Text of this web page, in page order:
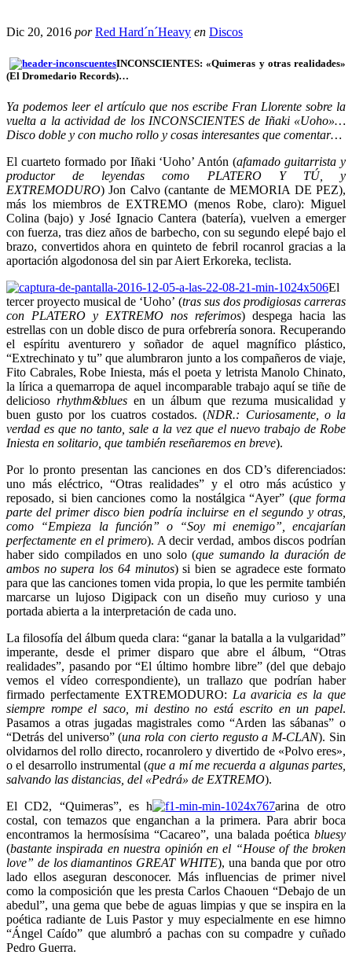
Dic 20, 2016 por Red Hard´n´Heavy en Discos
INCONSCIENTES: «Quimeras y otras realidades»
(El Dromedario Records)…
Ya podemos leer el artículo que nos escribe Fran Llorente sobre la
vuelta a la actividad de los INCONSCIENTES de Iñaki «Uoho»…
Disco doble y con mucho rollo y cosas interesantes que comentar…
El cuarteto formado por Iñaki ‘Uoho’ Antón (afamado guitarrista y
productor de leyendas como PLATERO Y TÚ, y
EXTREMODURO) Jon Calvo (cantante de MEMORIA DE PEZ),
más los miembros de EXTREMO (menos Robe, claro): Miguel
Colina (bajo) y José Ignacio Cantera (batería), vuelven a emerger
con fuerza, tras diez años de barbecho, con su segundo elepé bajo el
brazo, convertidos ahora en quinteto de febril rocanrol gracias a la
aportación algodonosa del sin par Aiert Erkoreka, teclista.
El
tercer proyecto musical de ‘Uoho’ (tras sus dos prodigiosas carreras
con PLATERO y EXTREMO nos referimos) despega hacia las
estrellas con un doble disco de pura orfebrería sonora. Recuperando
el espíritu aventurero y soñador de aquel magnífico plástico,
“Extrechinato y tu” que alumbraron junto a los compañeros de viaje,
Fito Cabrales, Robe Iniesta, más el poeta y letrista Manolo Chinato,
la lírica a quemarropa de aquel incomparable trabajo aquí se tiñe de
delicioso rhythm&blues en un álbum que rezuma musicalidad y
buen gusto por los cuatros costados. (NDR.: Curiosamente, o la
verdad es que no tanto, sale a la vez que el nuevo trabajo de Robe
Iniesta en solitario, que también reseñaremos en breve).
Por lo pronto presentan las canciones en dos CD’s diferenciados:
uno más eléctrico, “Otras realidades” y el otro más acústico y
reposado, si bien canciones como la nostálgica “Ayer” (que forma
parte del primer disco bien podría incluirse en el segundo y otras,
como “Empieza la función” o “Soy mi enemigo”, encajarían
perfectamente en el primero). A decir verdad, ambos discos podrían
haber sido compilados en uno solo (que sumando la duración de
ambos no supera los 64 minutos) si bien se agradece este formato
para que las canciones tomen vida propia, lo que les permite también
marcarse un lujoso Digipack con un diseño muy curioso y una
portada abierta a la interpretación de cada uno.
La filosofía del álbum queda clara: “ganar la batalla a la vulgaridad”
imperante, desde el primer disparo que abre el álbum, “Otras
realidades”, pasando por “El último hombre libre” (del que debajo
vemos el vídeo correspondiente), un trallazo que podrían haber
firmado perfectamente EXTREMODURO: La avaricia es la que
siempre rompe el saco, mi destino no está escrito en un papel.
Pasamos a otras jugadas magistrales como “Arden las sábanas” o
“Detrás del universo” (una rola con cierto regusto a M-CLAN). Sin
olvidarnos del rollo directo, rocanrolero y divertido de «Polvo eres»,
o el desarrollo instrumental (que a mí me recuerda a algunas partes,
salvando las distancias, del «Pedrá» de EXTREMO).
El CD2, “Quimeras”, es h
arina de otro
costal, con temazos que enganchan a la primera. Para abrir boca
encontramos la hermosísima “Cacareo”, una balada poética bluesy
(bastante inspirada en nuestra opinión en el “House of the broken
love” de los diamantinos GREAT WHITE), una banda que por otro
lado ellos aseguran desconocer. Más influencias de primer nivel
como la composición que les presta Carlos Chaouen “Debajo de un
abedul”, una gema que bebe de aguas limpias y que se inspira en la
poética radiante de Luis Pastor y muy especialmente en ese himno
“Ángel Caído” que alumbró a pachas con su compadre y cuñado
Pedro Guerra.